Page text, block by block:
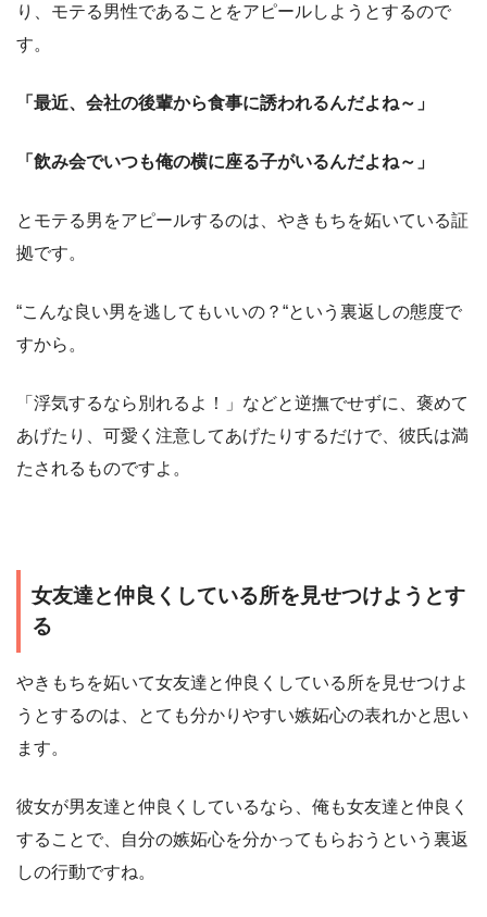
り、モテる男性であることをアピールしようとするので
す。
「最近、会社の後輩から食事に誘われるんだよね～」
「飲み会でいつも俺の横に座る子がいるんだよね～」
とモテる男をアピールするのは、やきもちを妬いている証
拠です。
“こんな良い男を逃してもいいの？“という裏返しの態度で
すから。
「浮気するなら別れるよ！」などと逆撫でせずに、褒めて
あげたり、可愛く注意してあげたりするだけで、彼氏は満
たされるものですよ。
女友達と仲良くしている所を見せつけようとす
る
やきもちを妬いて女友達と仲良くしている所を見せつけよ
うとするのは、とても分かりやすい嫉妬心の表れかと思い
ます。
彼女が男友達と仲良くしているなら、俺も女友達と仲良く
することで、自分の嫉妬心を分かってもらおうという裏返
しの行動ですね。